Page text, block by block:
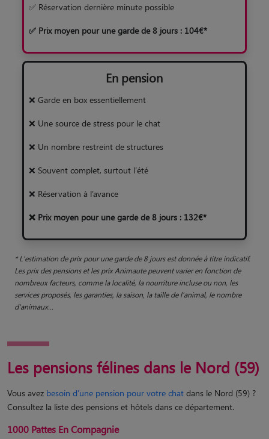
✅ Réservation dernière minute possible
✅ Prix moyen pour une garde de 8 jours : 104€*
En pension
❌ Garde en box essentiellement
❌ Une source de stress pour le chat
❌ Un nombre restreint de structures
❌ Souvent complet, surtout l’été
❌ Réservation à l’avance
❌ Prix moyen pour une garde de 8 jours : 132€*
* L'estimation de prix pour une garde de 8 jours est donnée à titre indicatif.
Les prix des pensions et les prix Animaute peuvent varier en fonction de
nombreux facteurs, comme la localité, la nourriture incluse ou non, les
services proposés, les garanties, la saison, la taille de l'animal, le nombre
d'animaux...
Les pensions félines dans le Nord (59)
Vous avez besoin d’une pension pour votre chat dans le Nord (59) ?
Consultez la liste des pensions et hôtels dans ce département.
1000 Pattes En Compagnie